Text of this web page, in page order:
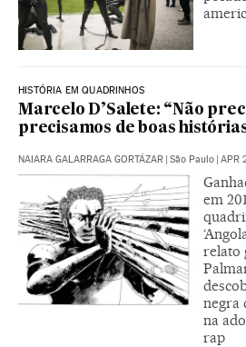
HISTÓRIA EM QUADRINHOS
Marcelo D’Salete: “Não
precisamos de boas
NAIARA GALARRAGA GORTÁZAR | São Paulo | APR
em
relato
negra
na
rap